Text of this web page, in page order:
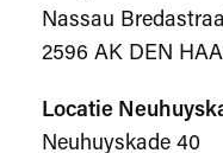
Nassau
2596 AK DEN
Locatie
Neuhuyskade 40